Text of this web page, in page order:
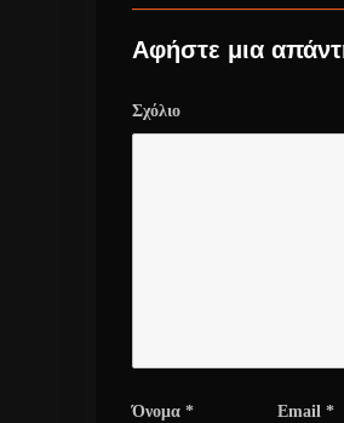
Αφήστε μια
Σχόλιο
Όνομα * Email *